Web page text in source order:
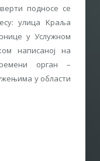
подносе се
улица Kраља
у Услужном
написаној на
орган –
у области